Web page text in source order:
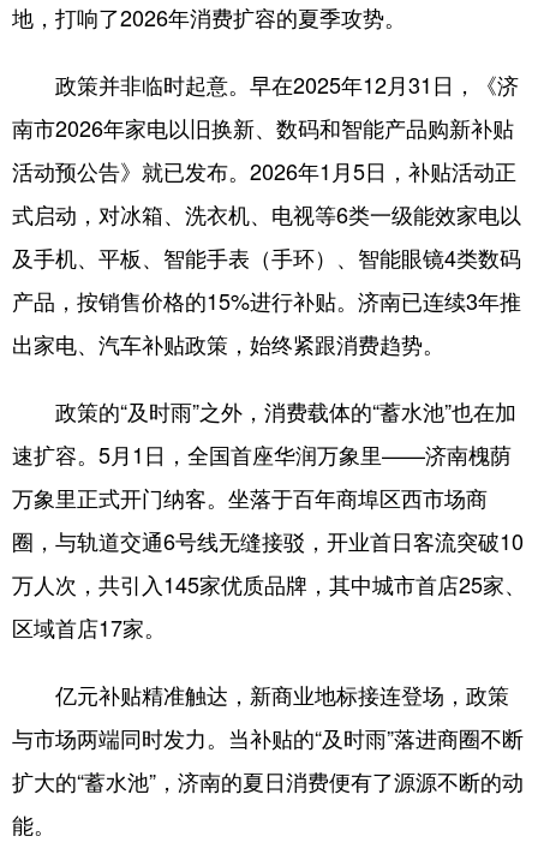
地，打响了2026年消费扩容的夏季攻势。
政策并非临时起意。早在2025年12月31日，《济
南市2026年家电以旧换新、数码和智能产品购新补贴
活动预公告》就已发布。2026年1月5日，补贴活动正
式启动，对冰箱、洗衣机、电视等6类一级能效家电以
及手机、平板、智能手表（手环）、智能眼镜4类数码
产品，按销售价格的15%进行补贴。济南已连续3年推
出家电、汽车补贴政策，始终紧跟消费趋势。
政策的“及时雨”之外，消费载体的“蓄水池”也在加
速扩容。5月1日，全国首座华润万象里——济南槐荫
万象里正式开门纳客。坐落于百年商埠区西市场商
圈，与轨道交通6号线无缝接驳，开业首日客流突破10
万人次，共引入145家优质品牌，其中城市首店25家、
区域首店17家。
亿元补贴精准触达，新商业地标接连登场，政策
与市场两端同时发力。当补贴的“及时雨”落进商圈不断
扩大的“蓄水池”，济南的夏日消费便有了源源不断的动
能。